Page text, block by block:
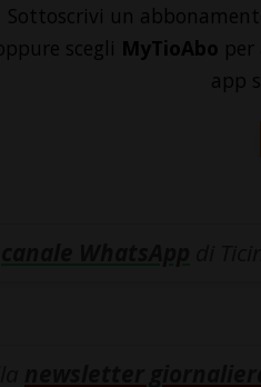
Sottoscrivi un
scegli MyTioAbo per
app